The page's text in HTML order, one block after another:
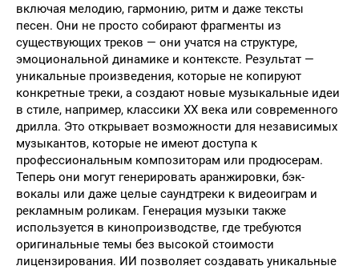
включая мелодию, гармонию, ритм и даже тексты
песен. Они не просто собирают фрагменты из
существующих треков — они учатся на структуре,
эмоциональной динамике и контексте. Результат —
уникальные произведения, которые не копируют
конкретные треки, а создают новые музыкальные идеи
в стиле, например, классики XX века или современного
дрилла. Это открывает возможности для независимых
музыкантов, которые не имеют доступа к
профессиональным композиторам или продюсерам.
Теперь они могут генерировать аранжировки, бэк-
вокалы или даже целые саундтреки к видеоиграм и
рекламным роликам. Генерация музыки также
используется в кинопроизводстве, где требуются
оригинальные темы без высокой стоимости
лицензирования. ИИ позволяет создавать уникальные